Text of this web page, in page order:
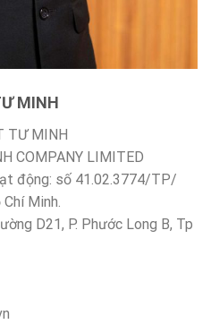
MINH
TƯ MINH
COMPANY LIMITED
động: số 41.02.3774/TP/
Minh.
D21, P. Phước Long B, Tp